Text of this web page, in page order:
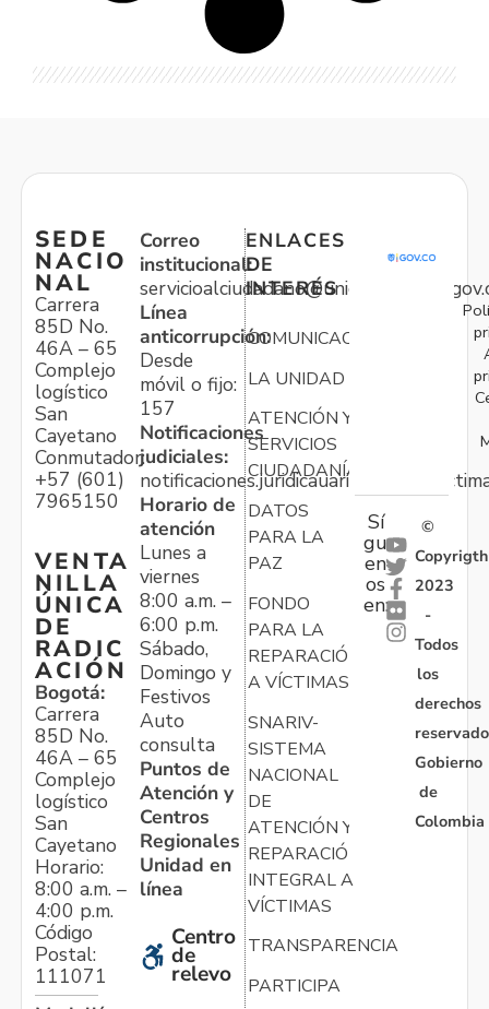
SEDE
NACIO
NAL
Carrera
85D No.
46A – 65
Complejo
logístico
San
Cayetano
Conmutador:
+57 (601)
7965150
VENTA
NILLA
ÚNICA
DE
RADIC
ACIÓN
Bogotá:
Carrera
85D No.
46A – 65
Complejo
logístico
San
Cayetano
Horario:
8:00 a.m. –
4:00 p.m.
Código
Postal:
111071
Correo
institucional:
Línea
anticorrupción:
Desde
móvil o fijo:
157
Notificaciones
judiciales:
Horario de
atención
Lunes a
viernes
8:00 a.m. –
6:00 p.m.
Sábado,
Domingo y
Festivos
Auto
consulta
Puntos de
Atención y
Centros
Regionales
Unidad en
línea
Centro
de
relevo
ENLACES
DE
INTERÉS
COMUNICACIONES
LA UNIDAD
ATENCIÓN Y
SERVICIOS
CIUDADANÍA
DATOS
PARA LA
PAZ
FONDO
PARA LA
REPARACIÓN
A VÍCTIMAS
SNARIV-
SISTEMA
NACIONAL
DE
ATENCIÓN Y
REPARACIÓN
INTEGRAL A
VÍCTIMAS
TRANSPARENCIA
PARTICIPA
Sí
gu
en
os
en:
©
Copyrigth
2023
-
Todos
los
derechos
Gobierno
de
Colombia